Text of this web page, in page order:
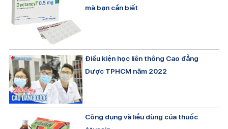
mà bạn cần biết
Điều kiện học liên thông Cao đẳng
Dược TPHCM năm 2022
Công dụng và liều dùng của thuốc